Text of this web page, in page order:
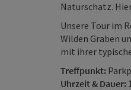
Naturschatz.
Unsere Tour im
Wilden Graben
mit ihrer
Treffpunkt:
Uhrzeit & Dauer: